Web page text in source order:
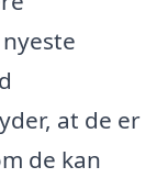
at de er
de kan